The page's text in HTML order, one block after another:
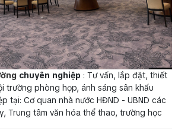
chuyên nghiệp : Tư vấn, lắp đặt, thiết
trường phòng họp, ánh sáng sân khấu
tại: Cơ quan nhà nước HĐND - UBND các
Trung tâm văn hóa thể thao, trường học